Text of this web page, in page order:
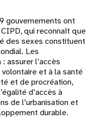
gouvernements ont
qui reconnaît que
des sexes constituent
Les
assurer l’accès
et à la santé
et de procréation,
d’accès à
de l’urbanisation et
durable.